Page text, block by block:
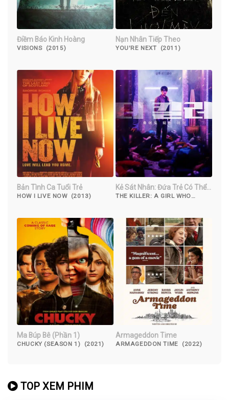
Điềm Báo Kinh Hoàng
VISIONS (2015)
Nạn Nhân Tiếp Theo
YOU'RE NEXT (2011)
Bản Tình Ca Tuổi Trẻ
HOW I LIVE NOW (2013)
Kẻ Sát Nhân: Đứa Trẻ Có Thể
Chết
THE KILLER: A GIRL WHO
Ma Búp Bê (Phần 1)
CHUCKY (SEASON 1) (2021)
Armageddon Time
ARMAGEDDON TIME (2022)
TOP XEM PHIM